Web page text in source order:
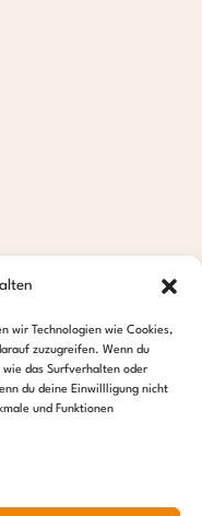
wir Technologien wie Cookies,
zuzugreifen. Wenn du
wie das Surfverhalten oder
du deine Einwillligung nicht
und Funktionen